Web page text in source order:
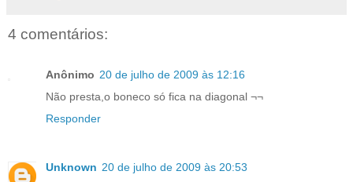
4 comentários:
Anônimo 20 de julho de 2009 às 12:16
Não presta,o boneco só fica na diagonal ¬¬
Responder
Unknown 20 de julho de 2009 às 20:53